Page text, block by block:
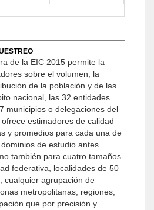
de la EIC 2015 permite la
sobre el volumen, la
de la población y de las
nacional, las 32 entidades
municipios o delegaciones del
estimadores de calidad
y promedios para cada una de
de estudio antes
también para cuatro tamaños
federativa, localidades de 50
cualquier agrupación de
metropolitanas, regiones,
que por precisión y